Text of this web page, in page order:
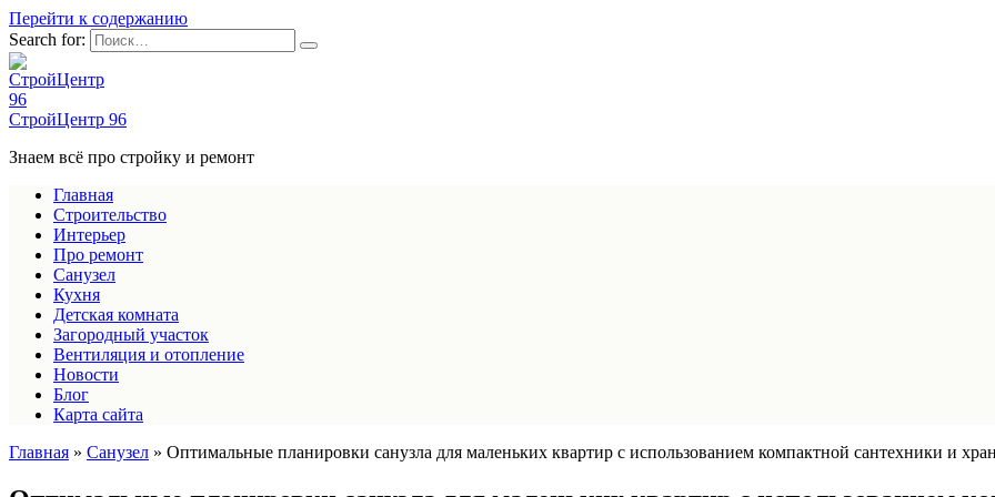
Перейти к содержанию
Search for:
СтройЦентр 96
Знаем всё про стройку и ремонт
Главная
Строительство
Интерьер
Про ремонт
Санузел
Кухня
Детская комната
Загородный участок
Вентиляция и отопление
Новости
Блог
Карта сайта
Главная » Санузел » Оптимальные планировки санузла для маленьких квартир с использованием компактной сантехники и